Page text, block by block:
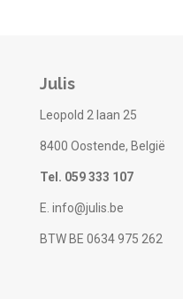
Julis
Leopold 2 laan 25
8400 Oostende, België
Tel. 059 333 107
E. info@julis.be
BTW BE 0634 975 262